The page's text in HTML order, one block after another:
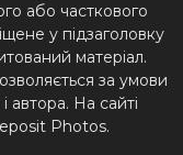
або часткового
у підзаголовку
матеріал.
за умови
автора. На сайті
Photos.